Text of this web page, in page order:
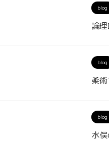
blog
論
blog
柔
blog
水